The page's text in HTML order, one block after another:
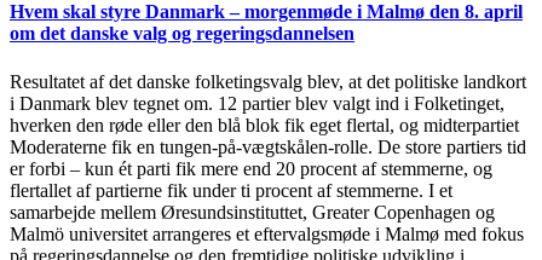
Hvem skal styre Danmark – morgenmøde i Malmø den 8. april
om det danske valg og regeringsdannelsen
Resultatet af det danske folketingsvalg blev, at det politiske landkort
i Danmark blev tegnet om. 12 partier blev valgt ind i Folketinget,
hverken den røde eller den blå blok fik eget flertal, og midterpartiet
Moderaterne fik en tungen-på-vægtskålen-rolle. De store partiers tid
er forbi – kun ét parti fik mere end 20 procent af stemmerne, og
flertallet af partierne fik under ti procent af stemmerne. I et
samarbejde mellem Øresundsinstituttet, Greater Copenhagen og
Malmö universitet arrangeres et eftervalgsmøde i Malmø med fokus
på regeringsdannelse og den fremtidige politiske udvikling i